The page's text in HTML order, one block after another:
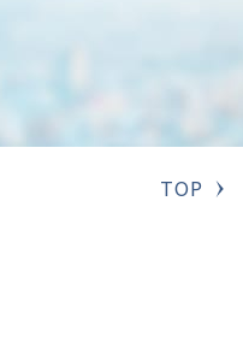
TOP